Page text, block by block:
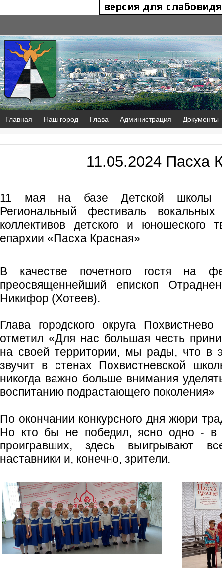
Главная Наш город Глава Администрация Документы
11.05.2024 Пасха
11 мая на базе Детской школы
Региональный фестиваль
коллективов детского и юношеского
епархии «Пасха Красная»
В качестве почетного гостя на
преосвященнейший епископ
Никифор (Хотеев).
Глава городского округа
отметил «Для нас большая честь
на своей территории, мы рады, что в
звучит в стенах Похвистневской
никогда важно больше внимания
воспитанию подрастающего поколения»
По окончании конкурсного дня жюри
Но кто бы не победил, ясно одно - в
проигравших, здесь выигрывают
наставники и, конечно, зрители.